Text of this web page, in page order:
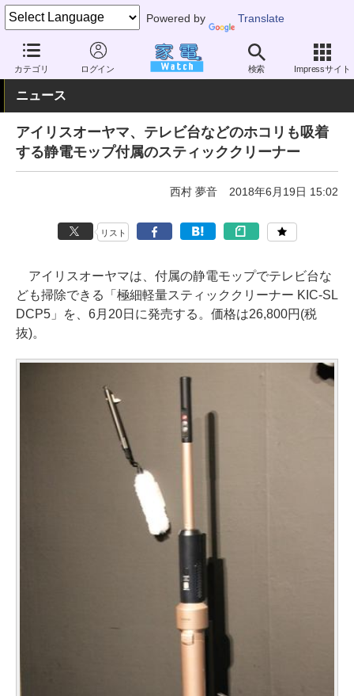
Powered by Translate
カテゴリ ログイン 検索 Impressサイト
家電 Watch 生活家電 掃除機 スティック型
ニュース
アイリスオーヤマ、テレビ台などのホコリも吸着
する静電モップ付属のスティッククリーナー
西村 夢音 2018年6月19日 15:02
リスト
アイリスオーヤマは、付属の静電モップでテレビ台な
ども掃除できる「極細軽量スティッククリーナー KIC-SL
DCP5」を、6月20日に発売する。価格は26,800円(税
抜)。